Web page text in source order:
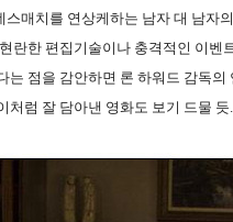
스매치를 연상케하는 남자 대 남자
란한 편집기술이나 충격적인 이벤
는 점을 감안하면 론 하워드 감독
처럼 잘 담아낸 영화도 보기 드물 듯.